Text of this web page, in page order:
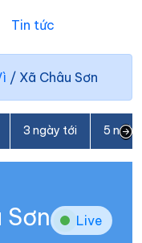
Tin tức
/ Xã Châu Sơn
3 ngày tới 5
Live